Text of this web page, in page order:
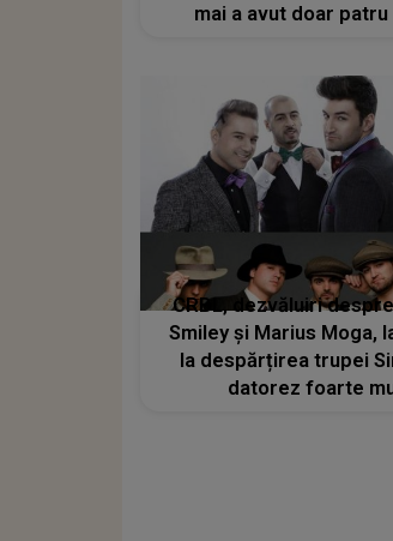
mai a avut doar
CRBL, dezvăluiri
Smiley și Marius Moga,
la despărțirea trupei
datorez foarte